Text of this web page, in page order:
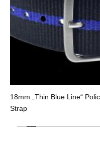
18mm „Thin Blue Line“
Strap